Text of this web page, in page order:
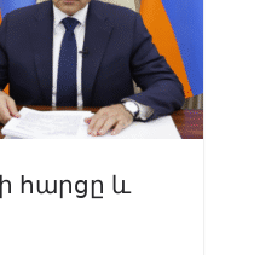
հարցը և